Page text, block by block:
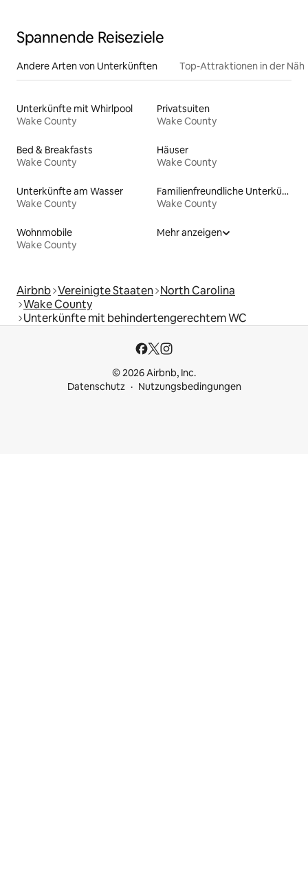
Spannende Reiseziele
Andere Arten von Unterkünften Top-Attraktionen in der
Unterkünfte mit Whirlpool
Wake County
Privatsuiten
Wake County
Bed & Breakfasts
Wake County
Häuser
Wake County
Unterkünfte am Wasser
Wake County
Familienfreundliche Unterkünfte
Wake County
Wohnmobile
Wake County
Mehr anzeigen
Airbnb Vereinigte Staaten North Carolina
Wake County
Unterkünfte mit behindertengerechtem WC
© 2026 Airbnb, Inc.
Datenschutz
Nutzungsbedingungen